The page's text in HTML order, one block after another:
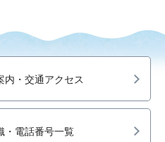
内・交通アクセス
・電話番号一覧